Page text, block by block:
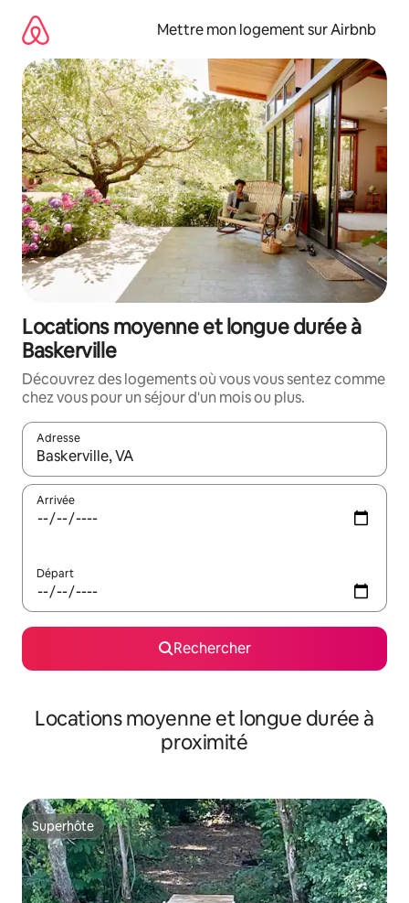
directement
contenu
Mettre mon logement sur Airbnb
Locations moyenne et longue durée à
Baskerville
Découvrez des logements où vous vous sentez comme
chez vous pour un séjour d'un mois ou plus.
Adresse
Lorsque les résultats s'affichent, utilisez les flèches vers le
Arrivée
Départ
Rechercher
Locations moyenne et longue durée à
proximité
Superhôte
Superhôte